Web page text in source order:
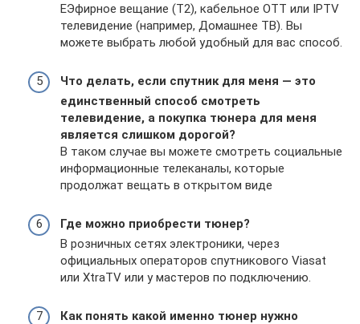
ЕЭфирное вещание (Т2), кабельное ОТТ или IPTV
телевидение (например, Домашнее ТВ). Вы
можете выбрать любой удобный для вас способ.
Что делать, если спутник для меня — это
единственный способ смотреть
телевидение, а покупка тюнера для меня
является слишком дорогой?
В таком случае вы можете смотреть социальные
информационные телеканалы, которые
продолжат вещать в открытом виде
Где можно приобрести тюнер?
В розничных сетях электроники, через
официальных операторов спутникового Viasat
или XtraTV или у мастеров по подключению.
Как понять какой именно тюнер нужно